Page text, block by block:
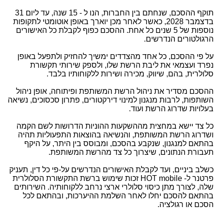
תוקף ההסכם, שנחתם בין החברות, הנו ל - 15 שנה, עד ליום 31
בדצמבר 2028, כאשר לאחר מכן יוארך באופן אוטומטי לתקופות
נוספות של 5 שנים כל אחת. ההסכם כפוף לקבלת כל האישורים
הרגולטורים הנדרשים.
על פי ההסכם, כל אחד מהצדדים ימשיך להחזיק ולתפעל באופן
נפרד ועצמאי את ליבת הרשת שלו, ולספק שירותי תקשורת
סלולרית, בהם, שיווק, מכירה ושירות ללקוחותיו בלבד.
ההסכם מסדיר את ניהול הרשת המשותפת ופיתוחה, אופן ניהול
השותפות, לרבות מנגנון למינוי דירקטורים, פתרון סכסוכים, נשיאה
בעלויות שדרוג הרשת ועוד.
כל צד יישא במחצית מההשקעות ההוניות הדרושות לשם הקמה
ושדרוג הרשת המשותפת, והנשיאה בהוצאות התפעוליות תהיה
בהתאם למנגנון, שנקבע בהסכם, ומבוסס בין היתר, על היקף
תעבורת הנתונים, שיצרוך כל צד מהרשת המשותפת.
כשלב ביניים, ועד לקבלת האישורים הנדרשים על-פי כל דין, תעניק
פרטנר ל-HOT mobile זכות שימוש ברשת התקשורת הסלולרית
שלה, לצורך מתן כיסוי סלולרי ארצי נרחב ללקוחותיה. השירותים
בהתאם להסכם יחלו לאחר השלמת ההיערכות, ובהתאם לכל
הסכם או רגולציה.